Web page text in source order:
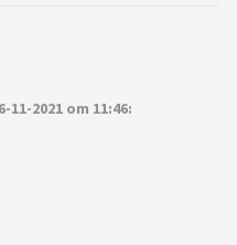
2021 om 11:46: